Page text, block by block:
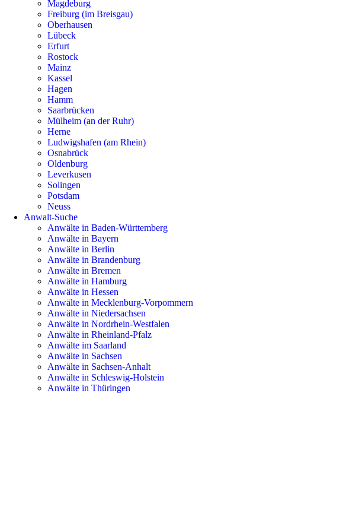
Magdeburg
Freiburg (im Breisgau)
Oberhausen
Lübeck
Erfurt
Rostock
Mainz
Kassel
Hagen
Hamm
Saarbrücken
Mülheim (an der Ruhr)
Herne
Ludwigshafen (am Rhein)
Osnabrück
Oldenburg
Leverkusen
Solingen
Potsdam
Neuss
Anwalt-Suche
Anwälte in Baden-Württemberg
Anwälte in Bayern
Anwälte in Berlin
Anwälte in Brandenburg
Anwälte in Bremen
Anwälte in Hamburg
Anwälte in Hessen
Anwälte in Mecklenburg-Vorpommern
Anwälte in Niedersachsen
Anwälte in Nordrhein-Westfalen
Anwälte in Rheinland-Pfalz
Anwälte im Saarland
Anwälte in Sachsen
Anwälte in Sachsen-Anhalt
Anwälte in Schleswig-Holstein
Anwälte in Thüringen